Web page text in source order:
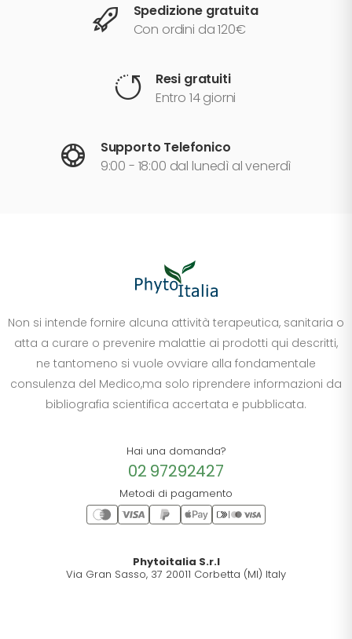
Spedizione gratuita
Con ordini da 120€
Resi gratuiti
Entro 14 giorni
Supporto Telefonico
9:00 - 18:00 dal lunedì al venerdì
Non si intende fornire alcuna attività terapeutica, sanitaria o
atta a curare o prevenire malattie ai prodotti qui descritti,
ne tantomeno si vuole ovviare alla fondamentale
consulenza del Medico,ma solo riprendere informazioni da
bibliografia scientifica accertata e pubblicata.
Hai una domanda?
02 97292427
Metodi di pagamento
Phytoitalia S.r.l
Via Gran Sasso, 37 20011 Corbetta (MI) Italy